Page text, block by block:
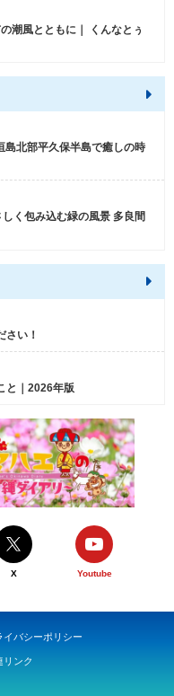
潮風とともに｜ くんなとぅ
島北部平久保半島で癒しの時
く包み込む緑の風景 多良間
い！
と｜2026年版
X Youtube
イバシーポリシー
リンク